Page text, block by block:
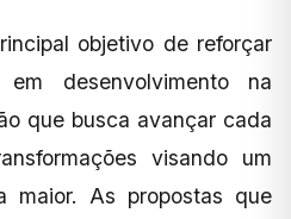
objetivo de reforçar
desenvolvimento na
que busca avançar cada
visando um
maior. As propostas que